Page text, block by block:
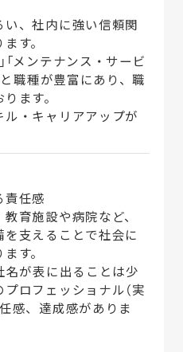
、社内に強い信頼関
す。
「メンテナンス・サービ
と職種が豊富にあり、職
ます。
・キャリアアップが
責任感
育施設や病院など、
支えることで社会に
す。
が表に出ることは少
ロフェッショナル（実
感、達成感がありま